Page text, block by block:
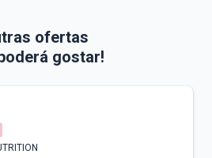
ofertas
gostar!